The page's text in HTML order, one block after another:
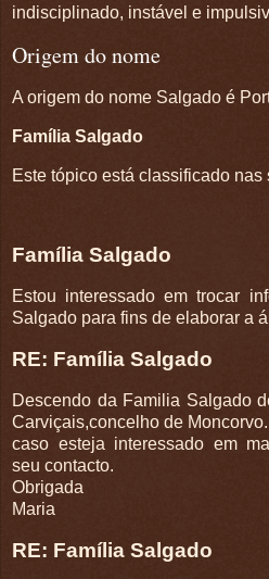
indisciplinado, instável e
Origem do nome
A origem do nome Salgado é
Família Salgado
Este tópico está classificado
Família Salgado
Estou interessado em trocar
Salgado para fins de elaborar a
RE: Família Salgado
Descendo da Familia Salgado
Carviçais,concelho de Moncorvo.
caso esteja interessado em
seu contacto.
Obrigada
Maria
RE: Família Salgado